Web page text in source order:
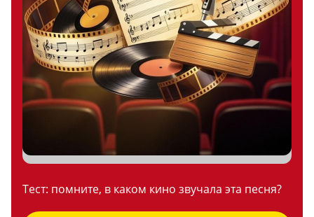
Тест: помните, в каком кино звучала эта песня?